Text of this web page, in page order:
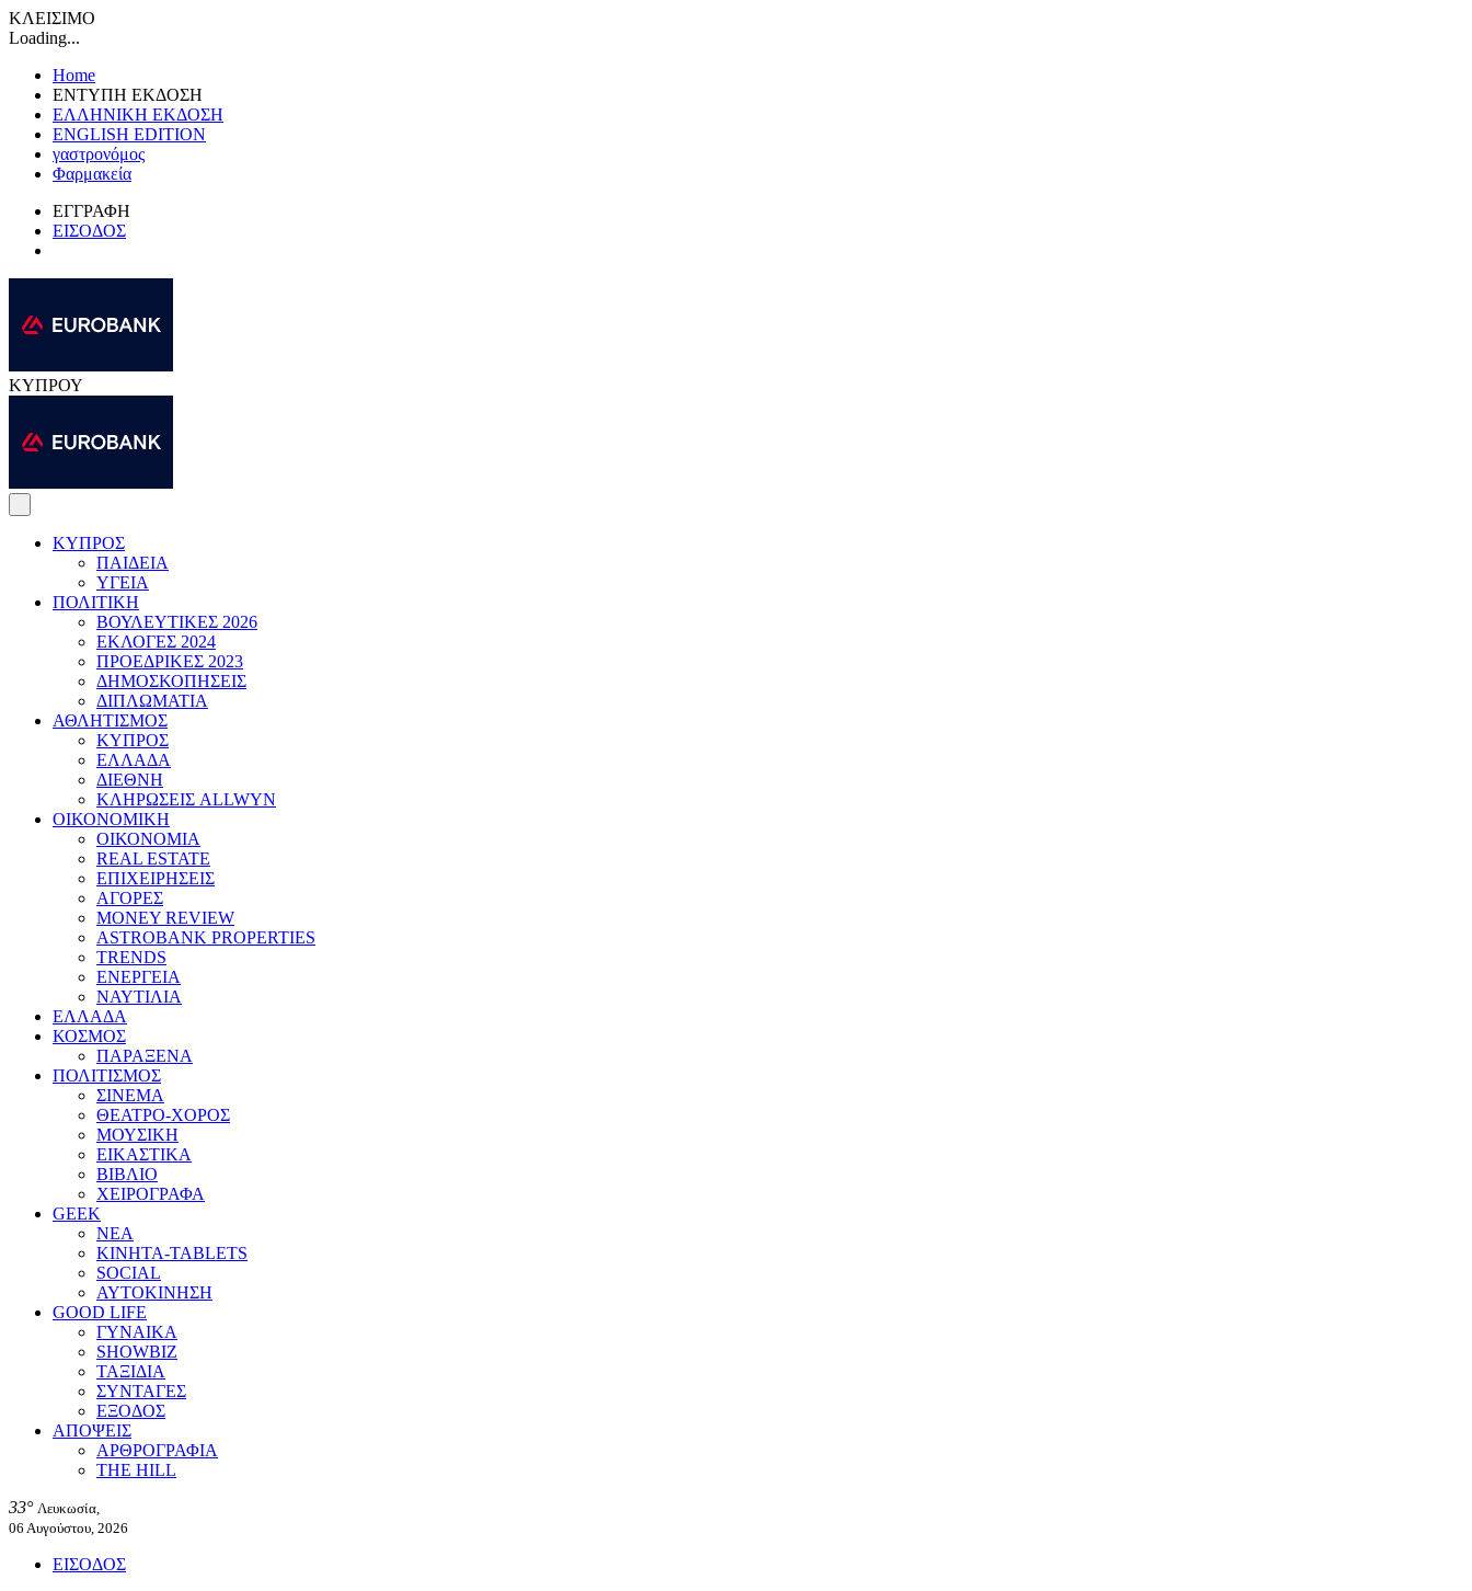
ΚΛΕΙΣΙΜΟ
Loading...
Home
ΕΝΤΥΠΗ ΕΚΔΟΣΗ
ΕΛΛΗΝΙΚΗ ΕΚΔΟΣΗ
ENGLISH EDITION
γαστρονόμος
Φαρμακεία
ΕΓΓΡΑΦΗ
ΕΙΣΟΔΟΣ
ΚΥΠΡΟΥ
ΚΥΠΡΟΣ
ΠΑΙΔΕΙΑ
ΥΓΕΙΑ
ΠΟΛΙΤΙΚΗ
ΒΟΥΛΕΥΤΙΚΕΣ 2026
ΕΚΛΟΓΕΣ 2024
ΠΡΟΕΔΡΙΚΕΣ 2023
ΔΗΜΟΣΚΟΠΗΣΕΙΣ
ΔΙΠΛΩΜΑΤΙΑ
ΑΘΛΗΤΙΣΜΟΣ
ΚΥΠΡΟΣ
ΕΛΛΑΔΑ
ΔΙΕΘΝΗ
ΚΛΗΡΩΣΕΙΣ ALLWYN
ΟΙΚΟΝΟΜΙΚΗ
ΟΙΚΟΝΟΜΙΑ
REAL ESTATE
ΕΠΙΧΕΙΡΗΣΕΙΣ
ΑΓΟΡΕΣ
MONEY REVIEW
ASTROBANK PROPERTIES
TRENDS
ΕΝΕΡΓΕΙΑ
ΝΑΥΤΙΛΙΑ
ΕΛΛΑΔΑ
ΚΟΣΜΟΣ
ΠΑΡΑΞΕΝΑ
ΠΟΛΙΤΙΣΜΟΣ
ΣΙΝΕΜΑ
ΘΕΑΤΡΟ-ΧΟΡΟΣ
ΜΟΥΣΙΚΗ
ΕΙΚΑΣΤΙΚΑ
ΒΙΒΛΙΟ
ΧΕΙΡΟΓΡΑΦΑ
GEEK
ΝΕΑ
ΚΙΝΗΤΑ-TABLETS
SOCIAL
ΑΥΤΟΚΙΝΗΣΗ
GOOD LIFE
ΓΥΝΑΙΚΑ
SHOWBIZ
ΤΑΞΙΔΙΑ
ΣΥΝΤΑΓΕΣ
ΕΞΟΔΟΣ
ΑΠΟΨΕΙΣ
ΑΡΘΡΟΓΡΑΦΙΑ
THE HILL
33° Λευκωσία,
06 Αυγούστου, 2026
ΕΙΣΟΔΟΣ